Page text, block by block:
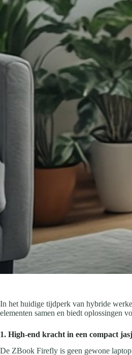
In het huidige tijdperk van hybride
elementen samen en biedt oplossingen
1. High-end kracht in een compact
De ZBook Firefly is geen gewone